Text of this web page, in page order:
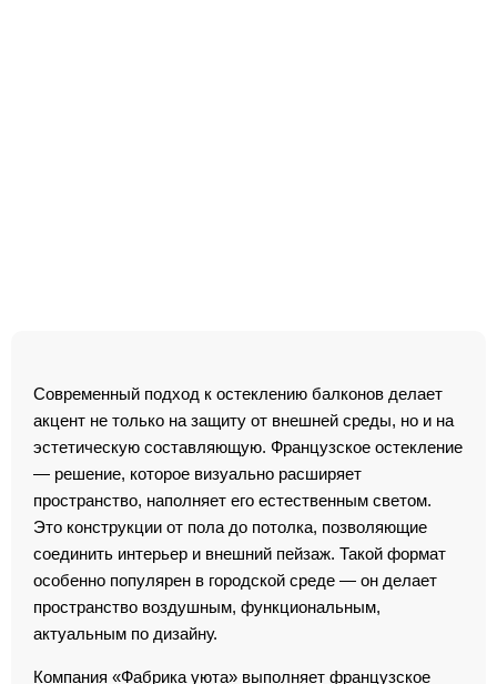
Современный подход к остеклению балконов делает
акцент не только на защиту от внешней среды, но и на
эстетическую составляющую. Французское остекление
— решение, которое визуально расширяет
пространство, наполняет его естественным светом.
Это конструкции от пола до потолка, позволяющие
соединить интерьер и внешний пейзаж. Такой формат
особенно популярен в городской среде — он делает
пространство воздушным, функциональным,
актуальным по дизайну.
Компания «Фабрика уюта» выполняет французское